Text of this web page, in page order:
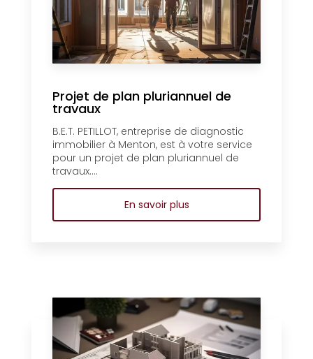
Projet de plan pluriannuel de
travaux
B.E.T. PETILLOT, entreprise de diagnostic
immobilier à Menton, est à votre service
pour un projet de plan pluriannuel de
travaux....
En savoir plus